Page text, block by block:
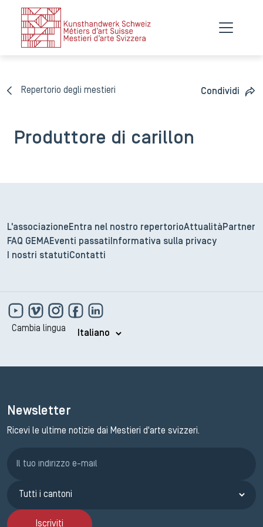
Repertorio degli mestieri Condividi
Produttore di carillon
L'associazione Entra nel nostro repertorioAttualità Partner
FAQ GEMAEventi passati
Informativa sulla privacy
I nostri statuti Contatti
Cambia lingua
Newsletter
Ricevi le ultime notizie dai Mestieri d'arte svizzeri.
Iscriviti